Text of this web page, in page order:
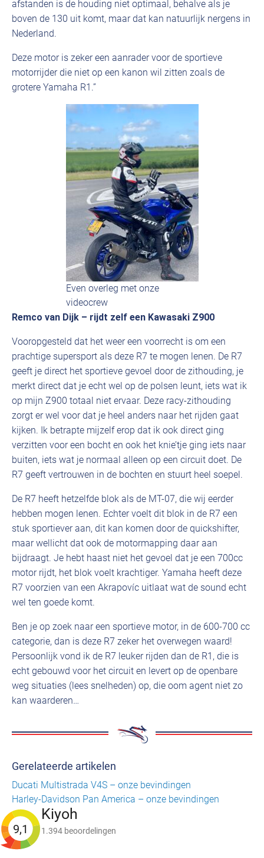
afstanden is de houding niet optimaal, behalve als je
boven de 130 uit komt, maar dat kan natuurlijk nergens in
Nederland.
Deze motor is zeker een aanrader voor de sportieve
motorrijder die niet op een kanon wil zitten zoals de
grotere Yamaha R1.”
Even overleg met onze
videocrew
Remco van Dijk – rijdt zelf een Kawasaki Z900
Vooropgesteld dat het weer een voorrecht is om een
prachtige supersport als deze R7 te mogen lenen. De R7
geeft je direct het sportieve gevoel door de zithouding, je
merkt direct dat je echt wel op de polsen leunt, iets wat ik
op mijn Z900 totaal niet ervaar. Deze racy-zithouding
zorgt er wel voor dat je heel anders naar het rijden gaat
kijken. Ik betrapte mijzelf erop dat ik ook direct ging
verzitten voor een bocht en ook het knie’tje ging iets naar
buiten, iets wat je normaal alleen op een circuit doet. De
R7 geeft vertrouwen in de bochten en stuurt heel soepel.
De R7 heeft hetzelfde blok als de MT-07, die wij eerder
hebben mogen lenen. Echter voelt dit blok in de R7 een
stuk sportiever aan, dit kan komen door de quickshifter,
maar wellicht dat ook de motormapping daar aan
bijdraagt. Je hebt haast niet het gevoel dat je een 700cc
motor rijdt, het blok voelt krachtiger. Yamaha heeft deze
R7 voorzien van een Akrapovíc uitlaat wat de sound echt
wel ten goede komt.
Ben je op zoek naar een sportieve motor, in de 600-700 cc
categorie, dan is deze R7 zeker het overwegen waard!
Persoonlijk vond ik de R7 leuker rijden dan de R1, die is
echt gebouwd voor het circuit en levert op de openbare
weg situaties (lees snelheden) op, die oom agent niet zo
kan waarderen…
Gerelateerde artikelen
Ducati Multistrada V4S – onze bevindingen
Harley-Davidson Pan America – onze bevindingen
9,1
Kiyoh
1.394 beoordelingen